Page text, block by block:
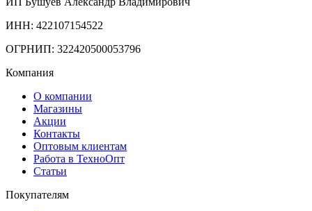
ИНН: 422107154522
ОГРНИП: 322420500053796
Компания
О компании
Магазины
Акции
Контакты
Оптовым клиентам
Работа в ТехноОпт
Статьи
Покупателям